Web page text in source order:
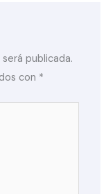
publicada.
con *